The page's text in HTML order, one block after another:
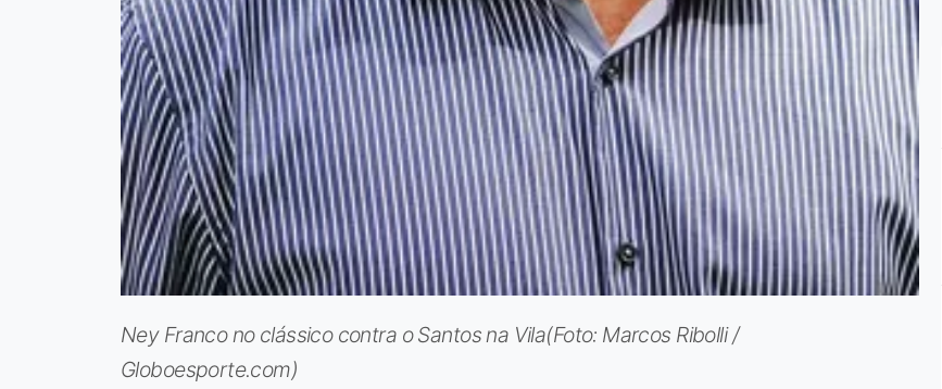
Ney Franco no clássico contra o Santos na Vila(Foto: Marcos Ribolli /
Globoesporte.com)